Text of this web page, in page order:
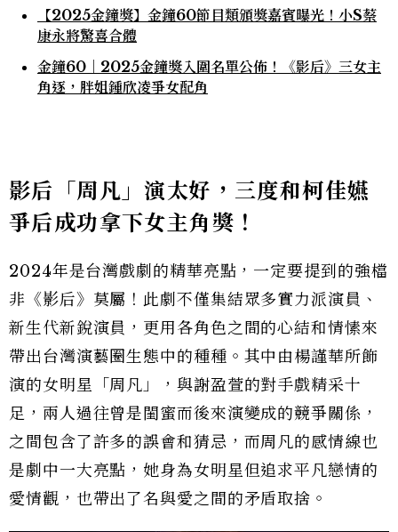
【2025金鐘獎】金鐘60節目類頒獎嘉賓曝光！小S蔡
康永將驚喜合體
金鐘60｜2025金鐘獎入圍名單公佈！《影后》三女主
角逐，胖姐鍾欣凌爭女配角
影后「周凡」演太好，三度和柯佳嬿
爭后成功拿下女主角獎！
2024年是台灣戲劇的精華亮點，一定要提到的強檔
非《影后》莫屬！此劇不僅集結眾多實力派演員、
新生代新銳演員，更用各角色之間的心結和情愫來
帶出台灣演藝圈生態中的種種。其中由楊謹華所飾
演的女明星「周凡」，與謝盈萱的對手戲精采十
足，兩人過往曾是閨蜜而後來演變成的競爭關係，
之間包含了許多的誤會和猜忌，而周凡的感情線也
是劇中一大亮點，她身為女明星但追求平凡戀情的
愛情觀，也帶出了名與愛之間的矛盾取捨。